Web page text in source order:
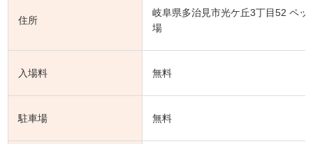
住所
岐阜県多治見市光ケ丘3丁目52 ペ
場
入場料 無料
駐車場 無料